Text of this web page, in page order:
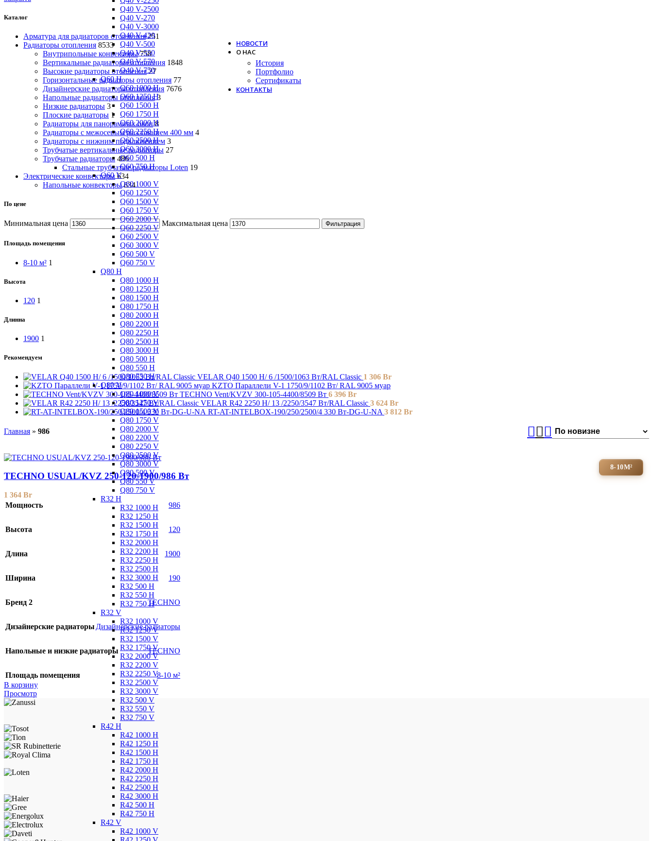
Q40 V-2500
Q40 V-270
Q40 V-3000
Q40 V-420
Q40 V-500
Q40 V-550
Q40 V-570
Q40 V-750
Q60 H
Q60 1000 H
Q60 1250 H
Q60 1500 H
Q60 1750 H
Q60 2000 H
Q60 2250 H
Q60 2500 H
Q60 3000 H
Q60 500 H
Q60 750 H
Q60 V
Q60 1000 V
Q60 1250 V
Q60 1500 V
Q60 1750 V
Q60 2000 V
Q60 2250 V
Q60 2500 V
Q60 3000 V
Q60 500 V
Q60 750 V
Q80 H
Q80 1000 H
Q80 1250 H
Q80 1500 H
Q80 1750 H
Q80 2000 H
Q80 2200 H
Q80 2250 H
Q80 2500 H
Q80 3000 H
Q80 500 H
Q80 550 H
Q80 750 H
Q80 V
Q80 1000 V
Q80 1250 V
Q80 1500 V
Q80 1750 V
Q80 2000 V
Q80 2200 V
Q80 2250 V
Q80 2500 V
Q80 3000 V
Q80 500 V
Q80 550 V
Q80 750 V
R32 H
R32 1000 H
R32 1250 H
R32 1500 H
R32 1750 H
R32 2000 H
R32 2200 H
R32 2250 H
R32 2500 H
R32 3000 H
R32 500 H
R32 550 H
R32 750 H
R32 V
R32 1000 V
R32 1250 V
R32 1500 V
R32 1750 V
R32 2000 V
R32 2200 V
R32 2250 V
R32 2500 V
R32 3000 V
R32 500 V
R32 550 V
R32 750 V
R42 H
R42 1000 H
R42 1250 H
R42 1500 H
R42 1750 H
R42 2000 H
R42 2250 H
R42 2500 H
R42 3000 H
R42 500 H
R42 750 H
R42 V
R42 1000 V
НОВОСТИ
О НАС
История
Портфолио
Сертификаты
КОНТАКТЫ
Каталог
Арматура для радиаторов отопления 251
Радиаторы отопления 8533
Внутрипольные конвекторы 758
Вертикальные радиаторы отопления 1848
Высокие радиаторы отопления 27
Горизонтальные радиаторы отопления 77
Дизайнерские радиаторы отопления 7676
Напольные радиаторы отопления 3
Низкие радиаторы 3
Плоские радиаторы 1
Радиаторы для панорамных окон 8
Радиаторы с межосевым расстоянием 400 мм 4
Радиаторы с нижним подключением 3
Трубчатые вертикальные радиаторы 27
Трубчатые радиаторы 486
Cтальные трубчатые радиаторы Loten 19
Электрические конвекторы 634
Напольные конвекторы 634
По цене
Минимальная цена Максимальная цена Фильтрация
Площадь помещения
8-10 м² 1
Высота
120 1
Длинна
1900 1
Рекомендуем
VELAR Q40 1500 H/ 6 /1500/1063 Вт/RAL Classic 1 306 Br
KZTO Параллели V-1 1750/9/1102 Вт/ RAL 9005 муар
TECHNO Vent/KVZV 300-105-4400/8509 Вт 6 396 Br
VELAR R42 2250 H/ 13 /2250/3547 Вт/RAL Classic 3 624 Br
RT-AT-INTELBOX-190/250/2500/4 330 Вт-DG-U-NA 3 812 Br
Главная » 986
8-10М²
TECHNO USUAL/KVZ 250-120-1900/986 Вт
1 364 Br
Мощность
986
Высота 120
Длина 1900
Ширина 190
Бренд 2 TECHNO
Дизайнерские радиаторы Дизайнерские радиаторы
Напольные и низкие радиаторы TECHNO
Площадь помещения
8-10 м²
В корзину
Просмотр